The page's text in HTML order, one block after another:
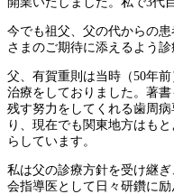
今でも祖父、父の代からの
さまのご期待に添えるよう診
父、有賀重則は当時（50年
治療をしておりました。著
残す努力をしてくれる歯周
り、現在でも関東地方はも
らしています。
私は父の診療方針を受け継
会指導医として日々研鑽に励